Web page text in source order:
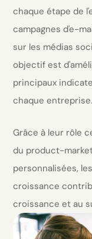
chaque étape de
campagnes d'e-
sur les médias
objectif est
principaux
chaque entreprise.
Grâce à leur rôle
du product-
personnalisées,
croissance
croissance et au